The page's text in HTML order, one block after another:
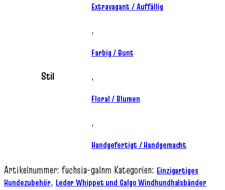
Stil
Extravagant / Auffällig
,
Farbig / Bunt
,
Floral / Blumen
,
Handgefertigt / Handgemacht
Artikelnummer: fuchsia-galnm Kategorien: Einzigartiges
Hundezubehör, Leder Whippet und Galgo Windhundhalsbänder